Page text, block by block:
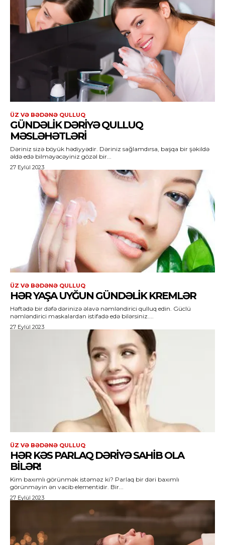
ÜZ VƏ BƏDƏNƏ QULLUQ
GÜNDƏLIK DƏRIYƏ QULLUQ
MƏSLƏHƏTLƏRI
Dəriniz sizə böyük hədiyyədir. Dəriniz sağlamdırsa, başqa bir şəkildə
əldə edə bilməyəcəyiniz gözəl bir...
27 Eylül 2023
ÜZ VƏ BƏDƏNƏ QULLUQ
HƏR YAŞA UYĞUN GÜNDƏLIK KREMLƏR
Həftədə bir dəfə dərinizə əlavə nəmləndirici qulluq edin. Güclü
nəmləndirici maskalardan istifadə edə bilərsiniz....
27 Eylül 2023
ÜZ VƏ BƏDƏNƏ QULLUQ
HƏR KƏS PARLAQ DƏRIYƏ SAHIB OLA
BILƏR!
Kim baxımlı görünmək istəməz ki? Parlaq bir dəri baxımlı
görünməyin ən vacib elementidir. Bir...
27 Eylül 2023